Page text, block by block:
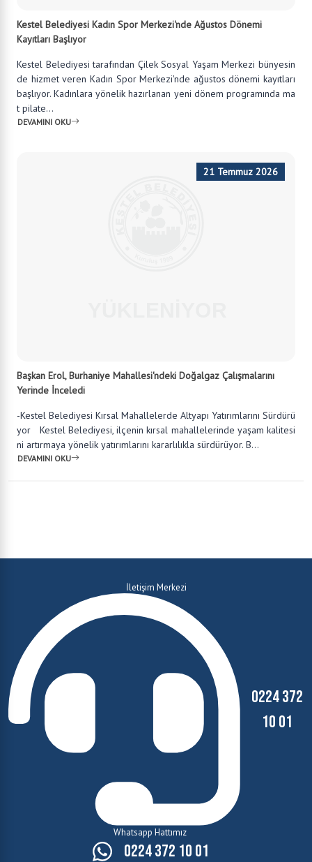
Kestel Belediyesi Kadın Spor Merkezi'nde Ağustos Dönemi
Kayıtları Başlıyor
Kestel Belediyesi tarafından Çilek Sosyal Yaşam Merkezi bünyesin
de hizmet veren Kadın Spor Merkezi'nde ağustos dönemi kayıtları
başlıyor. Kadınlara yönelik hazırlanan yeni dönem programında ma
t pilate...
DEVAMINI OKU
21 Temmuz 2026
Başkan Erol, Burhaniye Mahallesi'ndeki Doğalgaz Çalışmalarını
Yerinde İnceledi
-Kestel Belediyesi Kırsal Mahallelerde Altyapı Yatırımlarını Sürdürü
yor Kestel Belediyesi, ilçenin kırsal mahallelerinde yaşam kalitesi
ni artırmaya yönelik yatırımlarını kararlılıkla sürdürüyor. B...
DEVAMINI OKU
İletişim Merkezi
0224 372
10 01
Whatsapp Hattımız
0224 372 10 01